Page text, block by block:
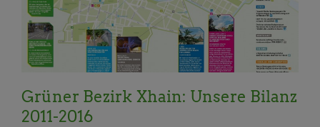
Integration/Partizipation Kinder, Jugend und
Senior*innen
Kultur Migration und Flucht
Parteileben Sport Stadtentwicklung und Wohnen
Tourismus Umwelt, Klima und Ökologie
Verkehr
Grüner Bezirk Xhain: Unsere Bilanz
2011-2016